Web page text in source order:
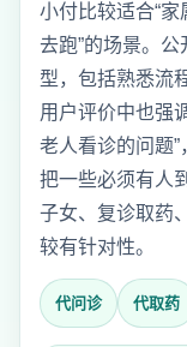
小付比较适合“
去跑”的场景。
型，包括熟悉流
用户评价中也强
老人看诊的问题
把一些必须有人
子女、复诊取药
较有针对性。
代问诊 代取药